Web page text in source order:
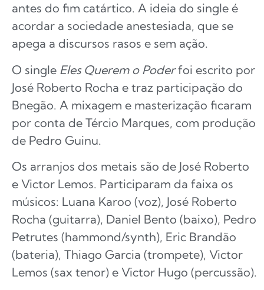
antes do fim catártico. A ideia do single é
acordar a sociedade anestesiada, que se
apega a discursos rasos e sem ação.
O single Eles Querem o Poderfoi escrito por
José Roberto Rocha e traz participação do
Bnegão. A mixagem e masterização ficaram
por conta de Tércio Marques, com produção
de Pedro Guinu.
Os arranjos dos metais são de José Roberto
e Victor Lemos. Participaram da faixa os
músicos: Luana Karoo (voz), José Roberto
Rocha (guitarra), Daniel Bento (baixo), Pedro
Petrutes (hammond/synth), Eric Brandão
(bateria), Thiago Garcia (trompete), Victor
Lemos (sax tenor) e Victor Hugo (percussão).